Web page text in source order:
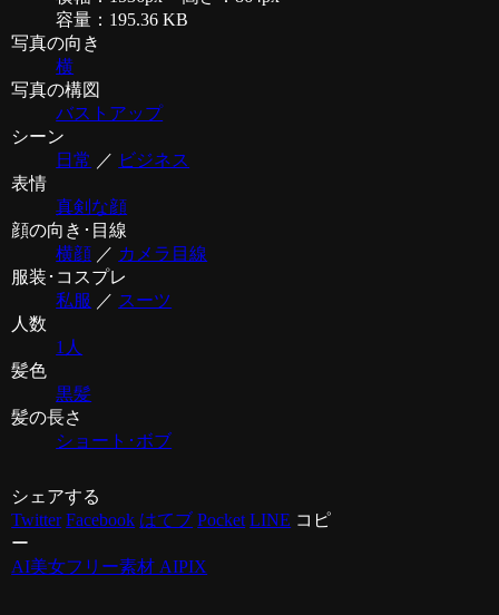
容量：195.36 KB
写真の向き
横
写真の構図
バストアップ
シーン
日常 ／ ビジネス
表情
真剣な顔
顔の向き･目線
横顔 ／ カメラ目線
服装･コスプレ
私服 ／ スーツ
人数
1人
髪色
黒髪
髪の長さ
ショート･ボブ
シェアする
Twitter Facebook はてブ Pocket LINE コピ
ー
AI美女フリー素材 AIPIX